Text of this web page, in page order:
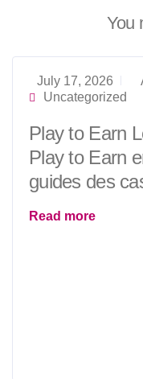
You
July 17, 2026
Uncategorized
Play to Earn
Play to Earn
guides des
Read more